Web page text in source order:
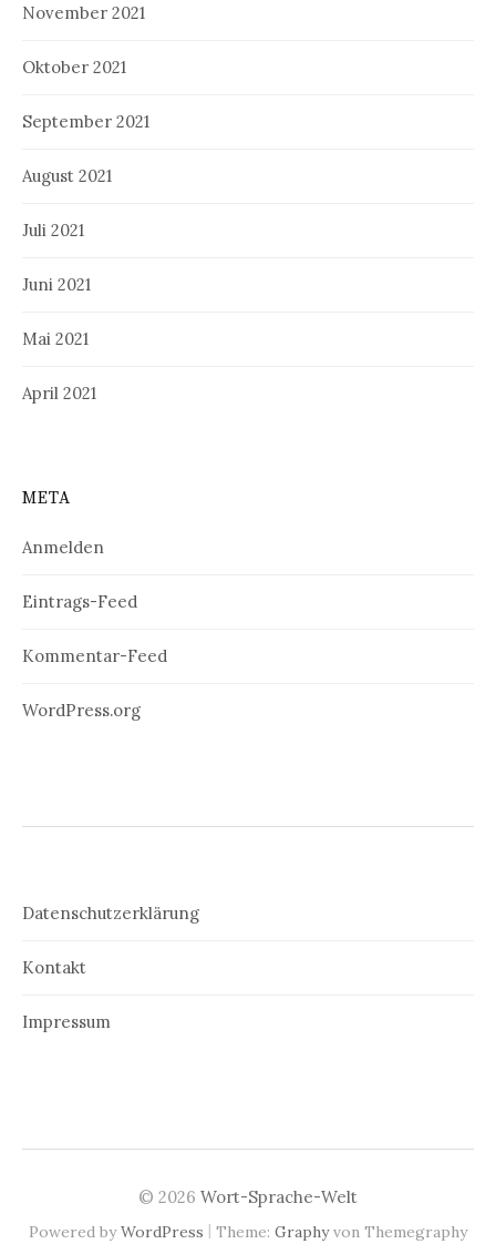
November 2021
Oktober 2021
September 2021
August 2021
Juli 2021
Juni 2021
Mai 2021
April 2021
META
Anmelden
Eintrags-Feed
Kommentar-Feed
WordPress.org
Datenschutzerklärung
Kontakt
Impressum
© 2026 Wort-Sprache-Welt
Powered byWordPress | Theme: Graphyvon Themegraphy